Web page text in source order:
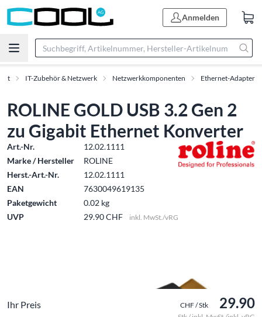
Anmelden
IT-Zubehör & Netzwerk Netzwerkkomponenten Ethernet-Adapter
ROLINE GOLD USB 3.2 Gen 2
zu Gigabit Ethernet Konverter
Art.-Nr.
12.02.1111
Marke / Hersteller
ROLINE
Herst.-Art.-Nr.
12.02.1111
EAN
7630049619135
Paketgewicht
0.02 kg
UVP
29.90 CHF inkl. MwSt./vRG
Ihr Preis CHF / Stk 29.90